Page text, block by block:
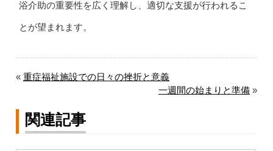
浴介助の重要性を広く理解し、適切な支援が行われるこ
とが望まれます。
«重症福祉施設での日々の挫折と意義
一週間の始まりと準備»
関連記事